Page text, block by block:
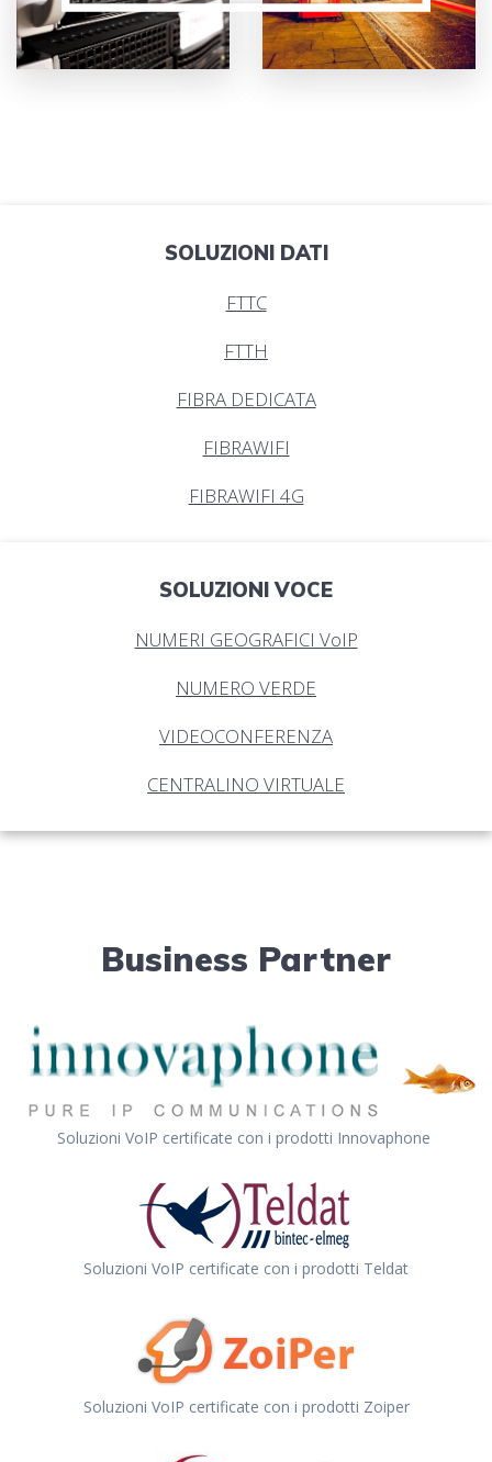
SOLUZIONI DATI
FTTC
FTTH
FIBRA DEDICATA
FIBRAWIFI
FIBRAWIFI 4G
SOLUZIONI VOCE
NUMERI GEOGRAFICI VoIP
NUMERO VERDE
VIDEOCONFERENZA
CENTRALINO VIRTUALE
Business Partner
Soluzioni VoIP certificate con i prodotti Innovaphone
Soluzioni VoIP certificate con i prodotti Teldat
Soluzioni VoIP certificate con i prodotti Zoiper